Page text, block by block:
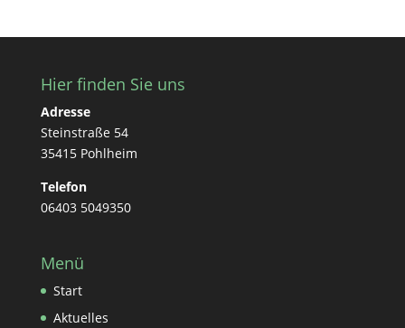
Hier finden Sie uns
Adresse
Steinstraße 54
35415 Pohlheim
Telefon
06403 5049350
Menü
Start
Aktuelles